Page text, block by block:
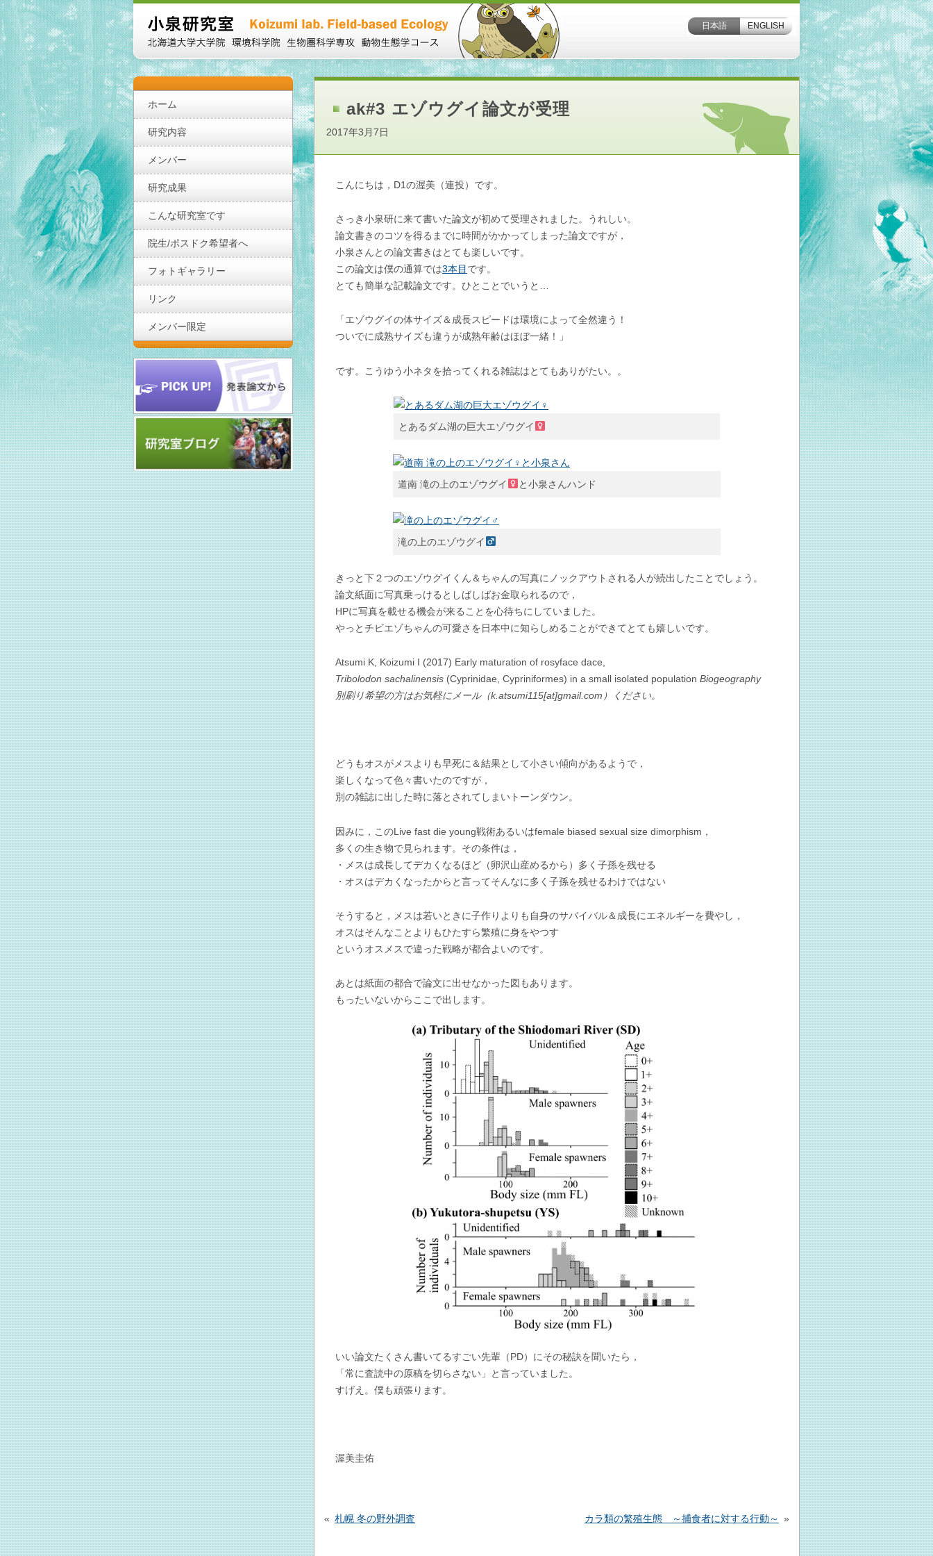
日本語 ENGLISH
ak#3 エゾウグイ論文が受理
2017年3月7日
こんにちは，D1の渥美（連投）です。
さっき小泉研に来て書いた論文が初めて受理されました。うれしい。
論文書きのコツを得るまでに時間がかかってしまった論文ですが，
小泉さんとの論文書きはとても楽しいです。
この論文は僕の通算では3本目 です。
とても簡単な記載論文です。ひとことでいうと…
「エゾウグイの体サイズ＆成長スピードは環境によって全然違う！
ついでに成熟サイズも違うが成熟年齢はほぼ一緒！」
です。こうゆう小ネタを拾ってくれる雑誌はとてもありがたい。。
とあるダム湖の巨大エゾウグイ
道南 滝の上のエゾウグイ と小泉さんハンド
滝の上のエゾウグイ
きっと下２つのエゾウグイくん＆ちゃんの写真にノックアウトされる人が続出したことでしょう。
論文紙面に写真乗っけるとしばしばお金取られるので，
HPに写真を載せる機会が来ることを心待ちにしていました。
やっとチビエゾちゃんの可愛さを日本中に知らしめることができてとても嬉しいです。
Atsumi K, Koizumi I (2017) Early maturation of rosyface dace,
Tribolodon sachalinensis (Cyprinidae, Cypriniformes) in a small isolated population Biogeography
別刷り希望の方はお気軽にメール（k.atsumi115[at]gmail.com）ください。
どうもオスがメスよりも早死に＆結果として小さい傾向があるようで，
楽しくなって色々書いたのですが，
別の雑誌に出した時に落とされてしまいトーンダウン。
因みに，このLive fast die young戦術あるいはfemale biased sexual size dimorphism，
多くの生き物で見られます。その条件は，
・メスは成長してデカくなるほど（卵沢山産めるから）多く子孫を残せる
・オスはデカくなったからと言ってそんなに多く子孫を残せるわけではない
そうすると，メスは若いときに子作りよりも自身のサバイバル＆成長にエネルギーを費やし，
オスはそんなことよりもひたすら繁殖に身をやつす
というオスメスで違った戦略が都合よいのです。
あとは紙面の都合で論文に出せなかった図もあります。
もったいないからここで出します。
いい論文たくさん書いてるすごい先輩（PD）にその秘訣を聞いたら，
「常に査読中の原稿を切らさない」と言っていました。
すげえ。僕も頑張ります。
渥美圭佑
稿 札幌 冬の野外調査 カラ類の繁殖生態 ～捕食者に対する行動～
ホーム
研究内容
メンバー
研究成果
こんな研究室です
院生/ポスドク希望者へ
フォトギャラリー
リンク
メンバー限定